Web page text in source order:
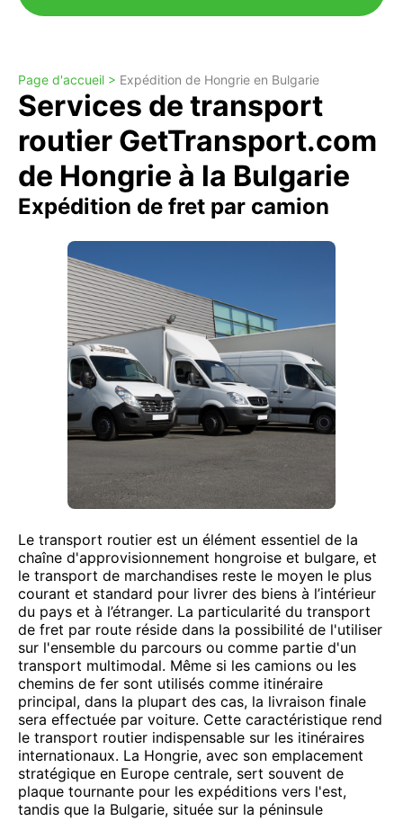
Page d'accueil > Expédition de Hongrie en Bulgarie
Services de transport
routier GetTransport.com
de Hongrie à la Bulgarie
Expédition de fret par camion
Le transport routier est un élément essentiel de la
chaîne d'approvisionnement hongroise et bulgare, et
le transport de marchandises reste le moyen le plus
courant et standard pour livrer des biens à l’intérieur
du pays et à l’étranger. La particularité du transport
de fret par route réside dans la possibilité de l'utiliser
sur l'ensemble du parcours ou comme partie d'un
transport multimodal. Même si les camions ou les
chemins de fer sont utilisés comme itinéraire
principal, dans la plupart des cas, la livraison finale
sera effectuée par voiture. Cette caractéristique rend
le transport routier indispensable sur les itinéraires
internationaux. La Hongrie, avec son emplacement
stratégique en Europe centrale, sert souvent de
plaque tournante pour les expéditions vers l'est,
tandis que la Bulgarie, située sur la péninsule